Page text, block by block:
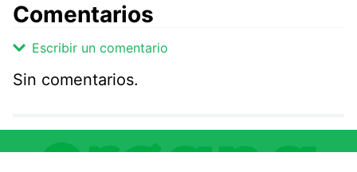
Comentarios
Escribir un comentario
Comentario
Sin comentarios.